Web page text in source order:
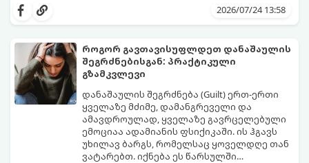
მოაცილოს და მოუთმენლად ელოდოს
წესი:
2026/07/24 13:58
როგორ გავთავისუფლდეთ დანაშაულის
შეგრძნებისგან: პრაქტიკული
გზამკვლევი
დანაშაულის შეგრძნება (Guilt) ერთ-ერთი
ყველაზე მძიმე, დამანგრეველი და
ამავდროულად, ყველაზე გავრცელებული
ემოციაა ადამიანის ფსიქიკაში. ის ჰგავს
უხილავ ბარგს, რომელსაც ყოველდღე თან
ვატარებთ. იქნება ეს წარსულში